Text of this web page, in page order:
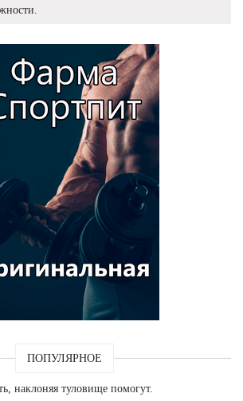
ПОПУЛЯРНОЕ
наклоняя туловище помогут.